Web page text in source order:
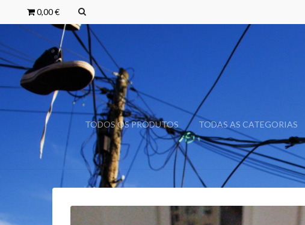
0,00 €
TODOS OS PRODUTOS TODAS AS CATEGORIAS